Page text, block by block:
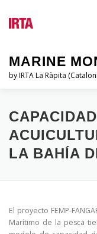
contingut
MARINE
by IRTA La Ràpita
EL PSQAM
LEGISLACIÓ
LA BAHÍA
El proyecto FEMP-
Marítimo de la pesca